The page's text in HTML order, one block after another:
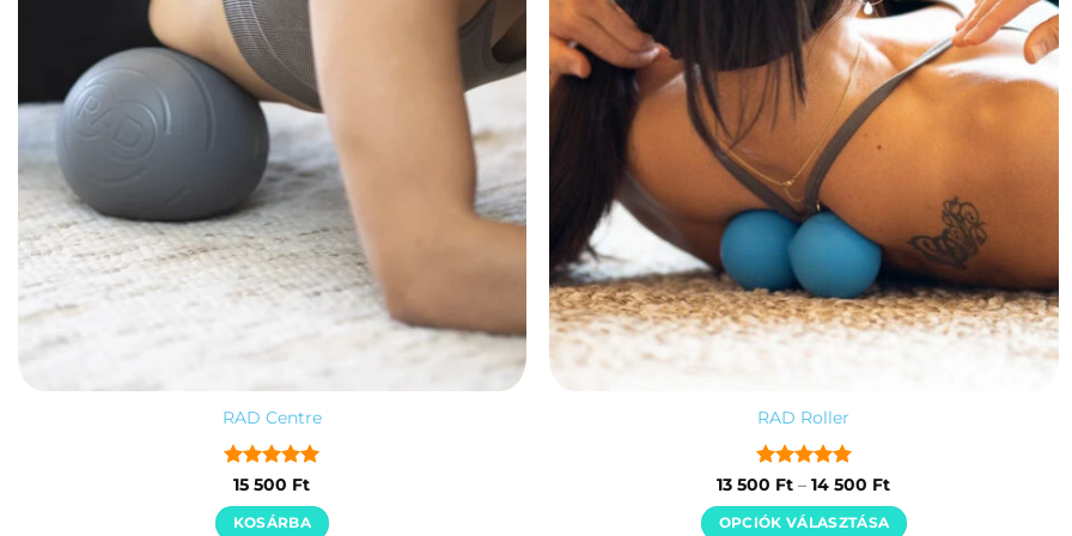
RAD Centre
Értékelés:5
15 500 Ft
KOSÁRBA
RAD Roller
Értékelés:5
13 500 Ft – 14 500 FtÁrtartomány:
500 Ft
OPCIÓK VÁLASZTÁSA